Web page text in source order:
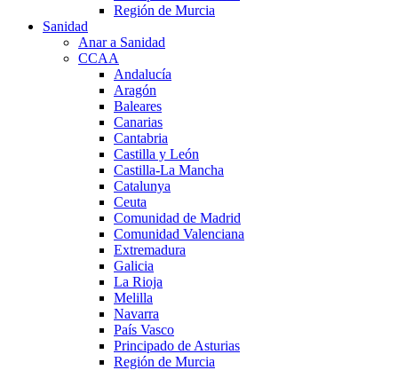
Región de Murcia
Sanidad
Anar a Sanidad
CCAA
Andalucía
Aragón
Baleares
Canarias
Cantabria
Castilla y León
Castilla-La Mancha
Catalunya
Ceuta
Comunidad de Madrid
Comunidad Valenciana
Extremadura
Galicia
La Rioja
Melilla
Navarra
País Vasco
Principado de Asturias
Región de Murcia